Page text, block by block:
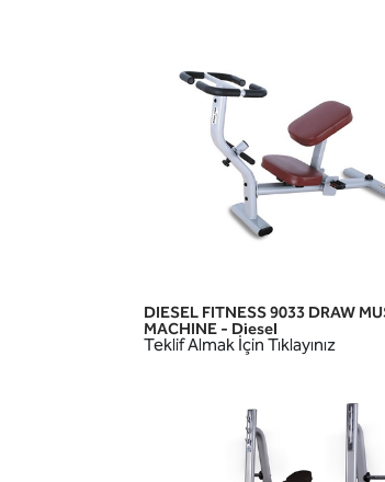
HIZLI GÖRÜNÜM
DIESEL FITNESS 9033 DRAW
MACHINE - Diesel
Teklif Almak İçin Tıklayınız